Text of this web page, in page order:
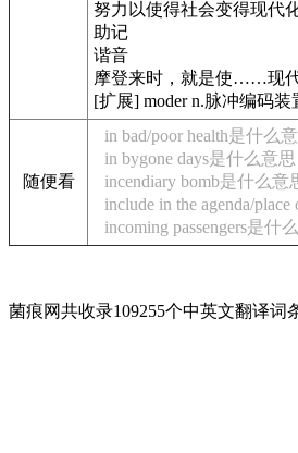
努力以使得社会变得现代化
助记
谐音
摩登来时，就是使……现代
[扩展] moder n.脉冲编码装
随便看
in bad/poor health是什么
in bygone days是什么意思
incendiary bomb是什么意
include in the agenda/
incoming passengers是什
菌痕网共收录109255个中英文翻译